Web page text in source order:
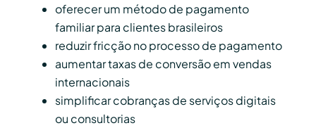
oferecer um método de pagamento
familiar para clientes brasileiros
reduzir fricção no processo de pagamento
aumentar taxas de conversão em vendas
internacionais
simplificar cobranças de serviços digitais
ou consultorias